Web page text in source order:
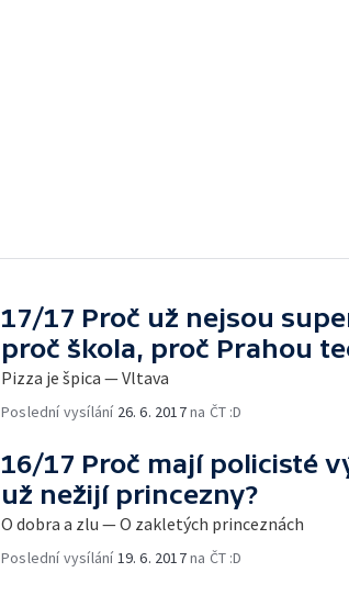
17/17 Proč už nejsou
proč škola, proč Prahou
Pizza je špica — Vltava
Poslední vysílání 26. 6. 2017na ČT :D
16/17 Proč mají policisté
už nežijí princezny?
O dobra a zlu — O zakletých princeznách
Poslední vysílání19. 6. 2017na ČT :D